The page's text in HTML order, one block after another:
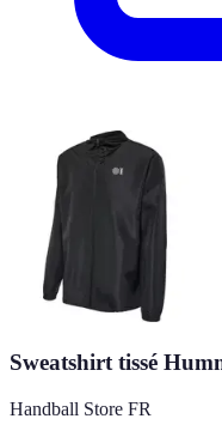
Sweatshirt tissé
Handball Store FR